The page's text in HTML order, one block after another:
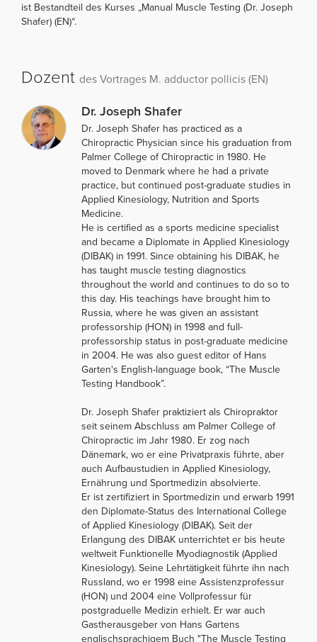
ist Bestandteil des Kurses „Manual Muscle Testing (Dr. Joseph
Shafer) (EN)“.
Dozent des Vortrages M. adductor pollicis (EN)
Dr. Joseph Shafer
Dr. Joseph Shafer has practiced as a
Chiropractic Physician since his graduation from
Palmer College of Chiropractic in 1980. He
moved to Denmark where he had a private
practice, but continued post-graduate studies in
Applied Kinesiology, Nutrition and Sports
Medicine.
He is certified as a sports medicine specialist
and became a Diplomate in Applied Kinesiology
(DIBAK) in 1991. Since obtaining his DIBAK, he
has taught muscle testing diagnostics
throughout the world and continues to do so to
this day. His teachings have brought him to
Russia, where he was given an assistant
professorship (HON) in 1998 and full-
professorship status in post-graduate medicine
in 2004. He was also guest editor of Hans
Garten's English-language book, “The Muscle
Testing Handbook”.
Dr. Joseph Shafer praktiziert als Chiropraktor
seit seinem Abschluss am Palmer College of
Chiropractic im Jahr 1980. Er zog nach
Dänemark, wo er eine Privatpraxis führte, aber
auch Aufbaustudien in Applied Kinesiology,
Ernährung und Sportmedizin absolvierte.
Er ist zertifiziert in Sportmedizin und erwarb 1991
den Diplomate-Status des International College
of Applied Kinesiology (DIBAK). Seit der
Erlangung des DIBAK unterrichtet er bis heute
weltweit Funktionelle Myodiagnostik (Applied
Kinesiology). Seine Lehrtätigkeit führte ihn nach
Russland, wo er 1998 eine Assistenzprofessur
(HON) und 2004 eine Vollprofessur für
postgraduelle Medizin erhielt. Er war auch
Gastherausgeber von Hans Gartens
englischsprachigem Buch "The Muscle Testing